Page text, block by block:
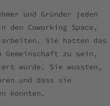
und Gründer jeden
Coworking Space,
Sie hatten das
zu sein,
wurde. Sie wussten,
und dass sie
konnten.